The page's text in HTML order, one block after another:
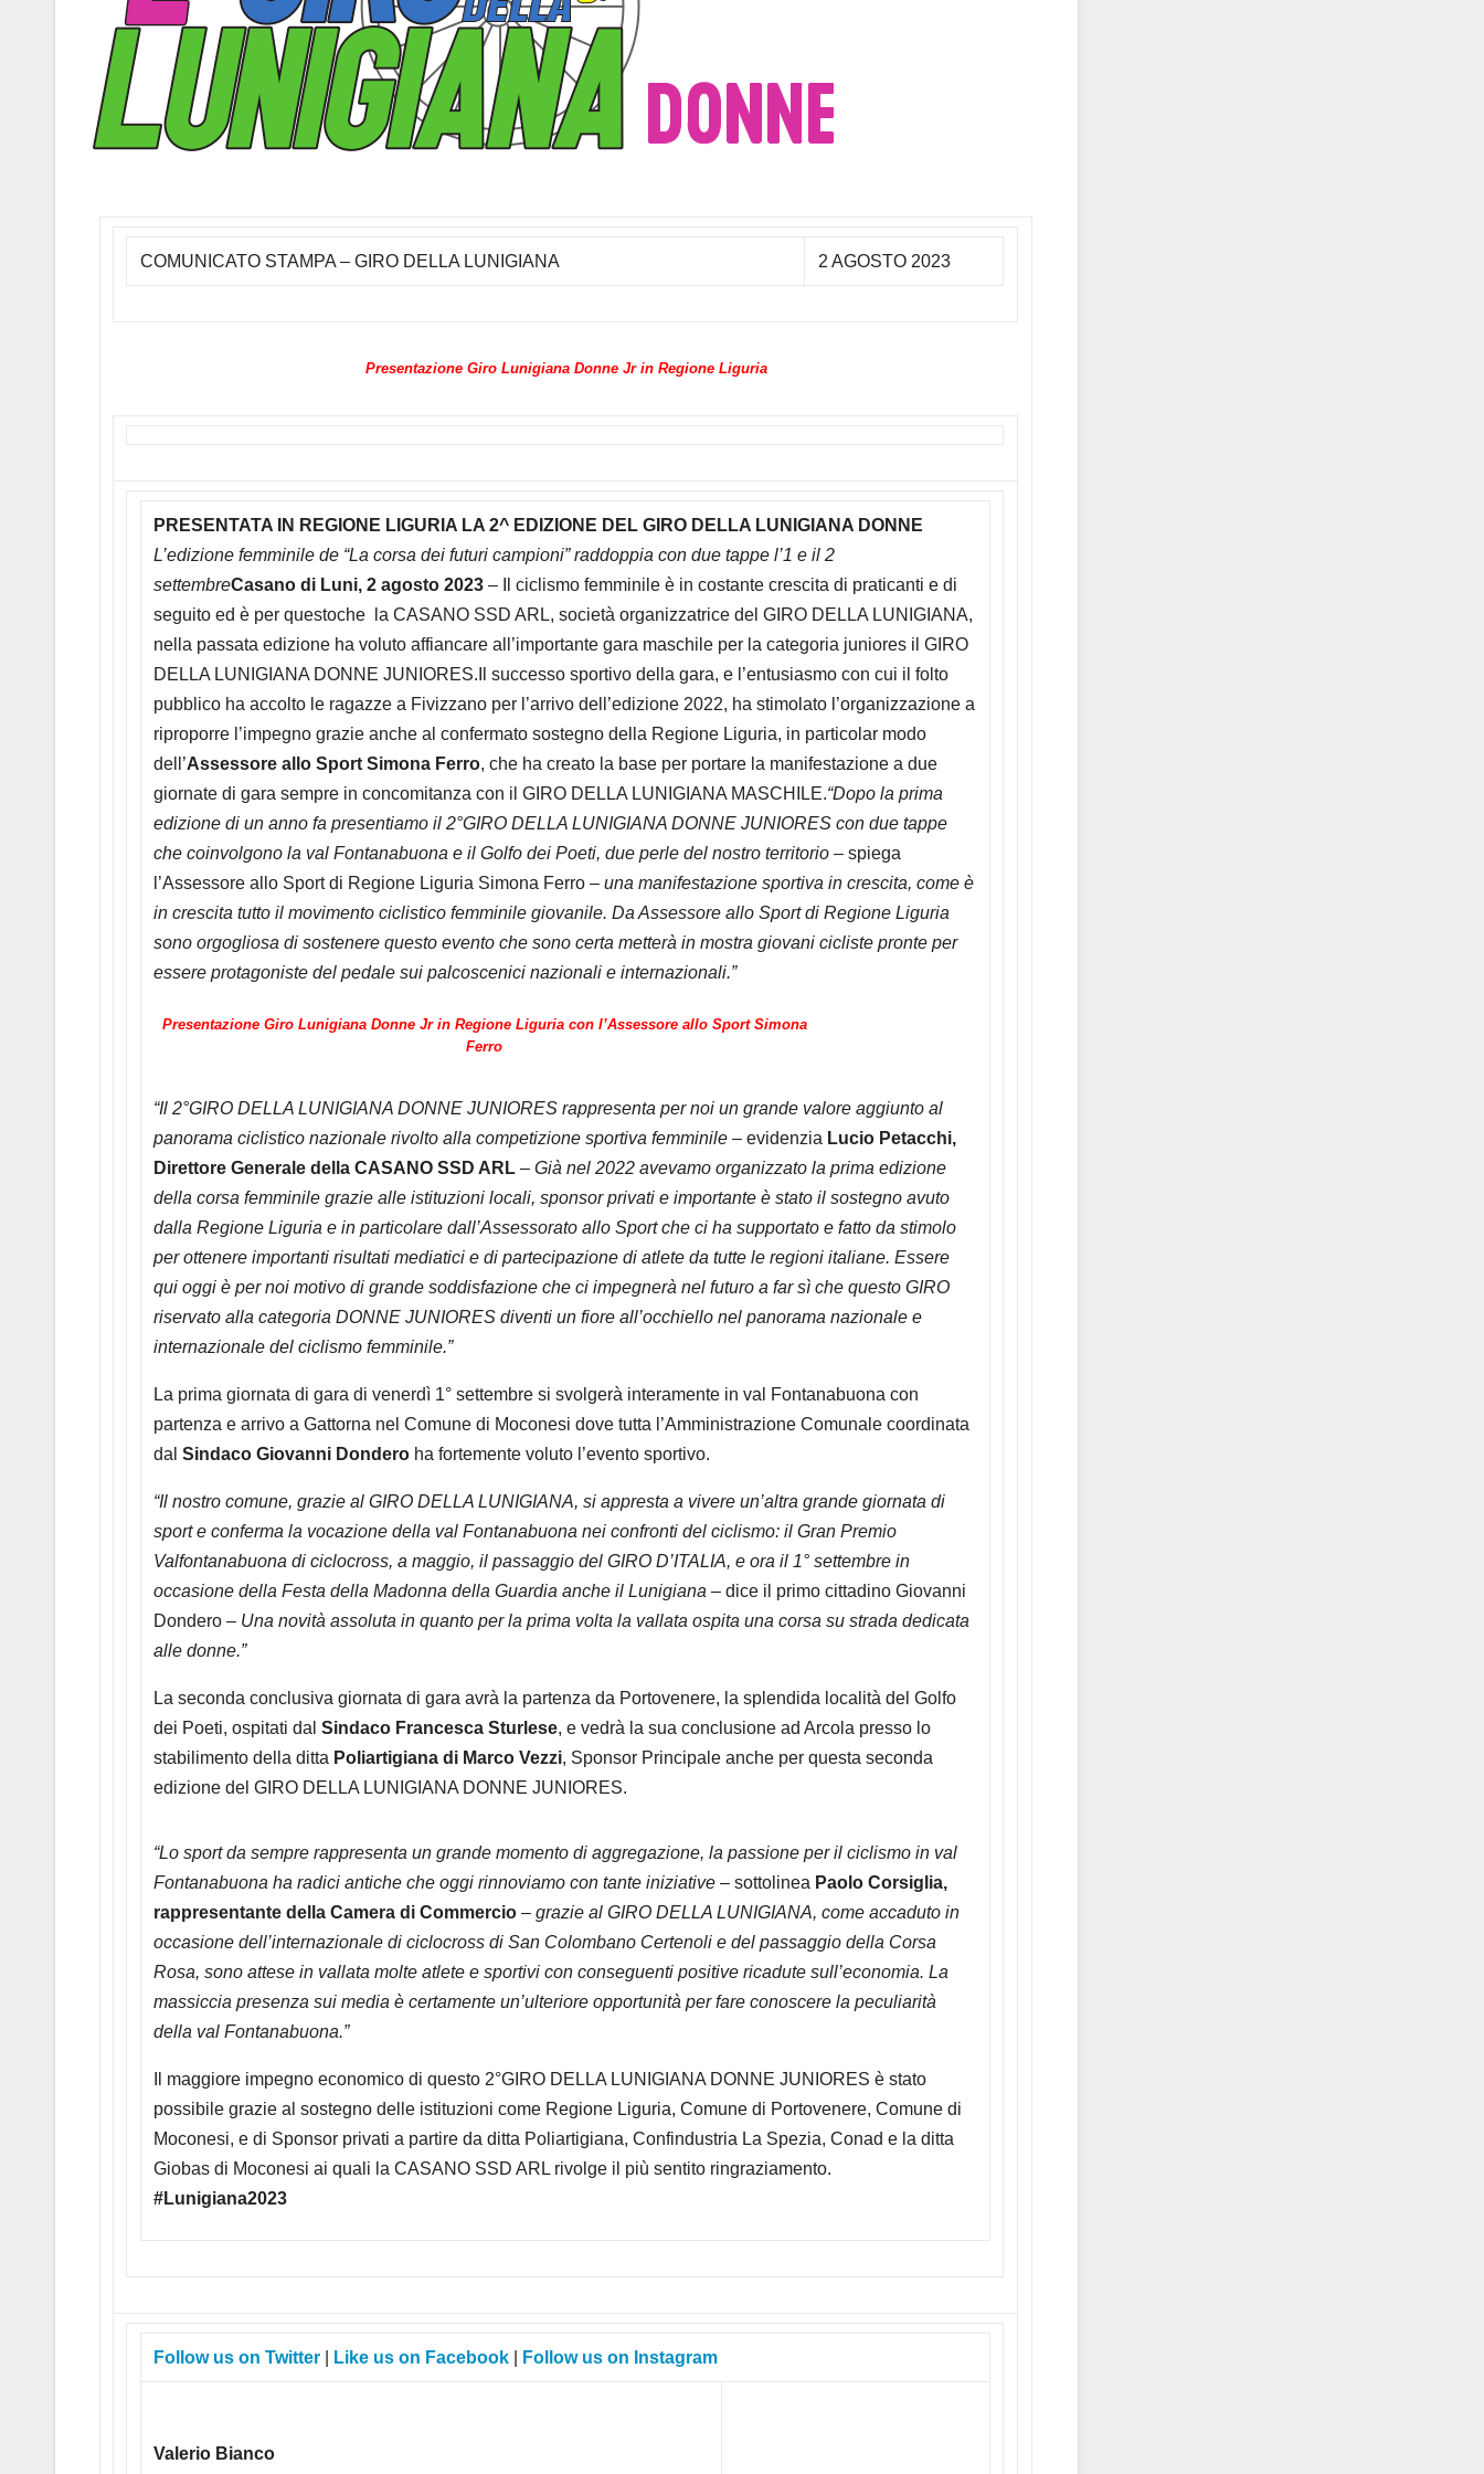
COMUNICATO STAMPA – GIRO DELLA LUNIGIANA 2 AGOSTO 2023
Presentazione Giro Lunigiana Donne Jr in Regione Liguria
PRESENTATA IN REGIONE LIGURIA LA 2^ EDIZIONE DEL GIRO DELLA LUNIGIANA DONNE
L’edizione femminile de “La corsa dei futuri campioni” raddoppia con due tappe l’1 e il 2
settembreCasano di Luni, 2 agosto 2023– Il ciclismo femminile è in costante crescita di praticanti e di
seguito ed è per questoche la CASANO SSD ARL, società organizzatrice del GIRO DELLA LUNIGIANA,
nella passata edizione ha voluto affiancare all’importante gara maschile per la categoria juniores il GIRO
DELLA LUNIGIANA DONNE JUNIORES.Il successo sportivo della gara, e l’entusiasmo con cui il folto
pubblico ha accolto le ragazze a Fivizzano per l’arrivo dell’edizione 2022, ha stimolato l’organizzazione a
riproporre l’impegno grazie anche al confermato sostegno della Regione Liguria, in particolar modo
dell’Assessore allo Sport Simona Ferro, che ha creato la base per portare la manifestazione a due
giornate di gara sempre in concomitanza con il GIRO DELLA LUNIGIANA MASCHILE.“Dopo la prima
edizione di un anno fa presentiamo il 2°GIRO DELLA LUNIGIANA DONNE JUNIORES con due tappe
che coinvolgono la val Fontanabuona e il Golfo dei Poeti, due perle del nostro territorio– spiega
l’Assessore allo Sport di Regione Liguria Simona Ferro – una manifestazione sportiva in crescita, come è
in crescita tutto il movimento ciclistico femminile giovanile. Da Assessore allo Sport di Regione Liguria
sono orgogliosa di sostenere questo evento che sono certa metterà in mostra giovani cicliste pronte per
essere protagoniste del pedale sui palcoscenici nazionali e internazionali.”
Presentazione Giro Lunigiana Donne Jr in Regione Liguria con l’Assessore allo Sport Simona
Ferro
“Il 2°GIRO DELLA LUNIGIANA DONNE JUNIORES rappresenta per noi un grande valore aggiunto al
panorama ciclistico nazionale rivolto alla competizione sportiva femminile – evidenzia Lucio Petacchi,
Direttore Generale della CASANO SSD ARL– Già nel 2022 avevamo organizzato la prima edizione
della corsa femminile grazie alle istituzioni locali, sponsor privati e importante è stato il sostegno avuto
dalla Regione Liguria e in particolare dall’Assessorato allo Sport che ci ha supportato e fatto da stimolo
per ottenere importanti risultati mediatici e di partecipazione di atlete da tutte le regioni italiane. Essere
qui oggi è per noi motivo di grande soddisfazione che ci impegnerà nel futuro a far sì che questo GIRO
riservato alla categoria DONNE JUNIORES diventi un fiore all’occhiello nel panorama nazionale e
internazionale del ciclismo femminile.”
La prima giornata di gara di venerdì 1° settembre si svolgerà interamente in val Fontanabuona con
partenza e arrivo a Gattorna nel Comune di Moconesi dove tutta l’Amministrazione Comunale coordinata
dal Sindaco Giovanni Donderoha fortemente voluto l’evento sportivo.
“Il nostro comune, grazie al GIRO DELLA LUNIGIANA, si appresta a vivere un’altra grande giornata di
sport e conferma la vocazione della val Fontanabuona nei confronti del ciclismo: il Gran Premio
Valfontanabuona di ciclocross, a maggio, il passaggio del GIRO D’ITALIA, e ora il 1° settembre in
occasione della Festa della Madonna della Guardia anche il Lunigiana – dice il primo cittadino Giovanni
Dondero – Una novità assoluta in quanto per la prima volta la vallata ospita una corsa su strada dedicata
alle donne.”
La seconda conclusiva giornata di gara avrà la partenza da Portovenere, la splendida località del Golfo
dei Poeti, ospitati dal Sindaco Francesca Sturlese, e vedrà la sua conclusione ad Arcola presso lo
stabilimento della ditta Poliartigiana di Marco Vezzi, Sponsor Principale anche per questa seconda
edizione del GIRO DELLA LUNIGIANA DONNE JUNIORES.
“Lo sport da sempre rappresenta un grande momento di aggregazione, la passione per il ciclismo in val
Fontanabuona ha radici antiche che oggi rinnoviamo con tante iniziative – sottolinea Paolo Corsiglia,
rappresentante della Camera di Commercio– grazie al GIRO DELLA LUNIGIANA, come accaduto in
occasione dell’internazionale di ciclocross di San Colombano Certenoli e del passaggio della Corsa
Rosa, sono attese in vallata molte atlete e sportivi con conseguenti positive ricadute sull’economia. La
massiccia presenza sui media è certamente un’ulteriore opportunità per fare conoscere la peculiarità
della val Fontanabuona.”
Il maggiore impegno economico di questo 2°GIRO DELLA LUNIGIANA DONNE JUNIORES è stato
possibile grazie al sostegno delle istituzioni come Regione Liguria, Comune di Portovenere, Comune di
Moconesi, e di Sponsor privati a partire da ditta Poliartigiana, Confindustria La Spezia, Conad e la ditta
Giobas di Moconesi ai quali la CASANO SSD ARL rivolge il più sentito ringraziamento.
#Lunigiana2023
Follow us on Twitter| Like us on Facebook Follow us on Instagram
Valerio Bianco